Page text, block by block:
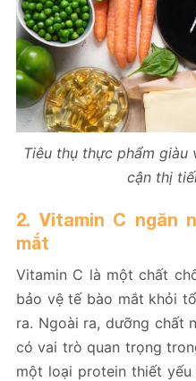
Tiêu thụ thực phẩm
cận thị
2. Vitamin C ngăn
mắt
Vitamin C là một chất
bảo vệ tế bào mắt khỏi
ra. Ngoài ra, dưỡng chất
có vai trò quan trọng
một loại protein thiết